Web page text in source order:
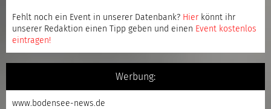
Fehlt noch ein Event in unserer Datenbank? Hier könnt ihr
unserer Redaktion einen Tipp geben und einen Event kostenlos
eintragen!
Werbung:
www.bodensee-news.de